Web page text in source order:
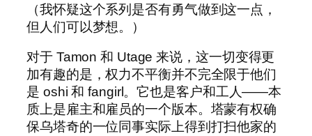
（我怀疑这个系列是否有勇气做到这一点，
但人们可以梦想。）
对于 Tamon 和 Utage 来说，这一切变得更
加有趣的是，权力不平衡并不完全限于他们
是 oshi 和 fangirl。它也是客户和工人——本
质上是雇主和雇员的一个版本。塔蒙有权确
保乌塔奇的一位同事实际上得到打扫他家的